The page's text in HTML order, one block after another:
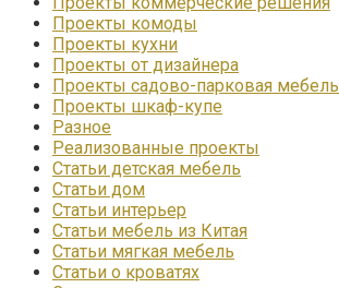
Проекты комоды
Проекты кухни
Проекты от дизайнера
Проекты садово-парковая мебель
Проекты шкаф-купе
Разное
Реализованные проекты
Статьи детская мебель
Статьи дом
Статьи интерьер
Статьи мебель из Китая
Статьи мягкая мебель
Статьи о кроватях